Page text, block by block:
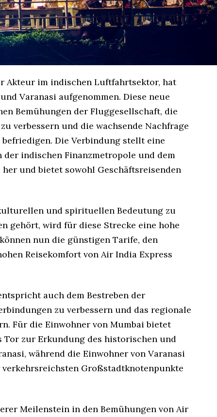
Akteur im indischen Luftfahrtsektor, hat
Varanasi aufgenommen. Diese neue
Bemühungen der Fluggesellschaft, die
verbessern und die wachsende Nachfrage
Die Verbindung stellt eine
indischen Finanzmetropole und dem
und bietet sowohl Geschäftsreisenden
und spirituellen Bedeutung zu
gehört, wird für diese Strecke eine hohe
nun die günstigen Tarife, den
Reisekomfort von Air India Express
auch dem Bestreben der
zu verbessern und das regionale
Für die Einwohner von Mumbai bietet
Tor zur Erkundung des historischen und
während die Einwohner von Varanasi
Großstadtknotenpunkte
Meilenstein in den Bemühungen von Air